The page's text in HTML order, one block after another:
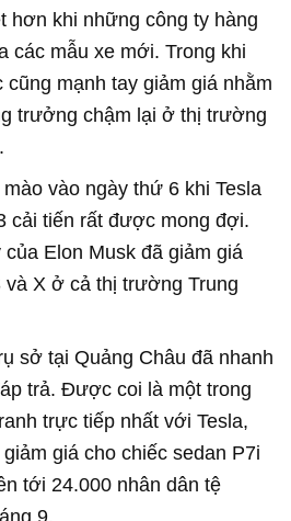
hơn khi những công ty hàng
các mẫu xe mới. Trong khi
mạnh tay giảm giá nhằm
trưởng chậm lại ở thị trường
vào ngày thứ 6 khi Tesla
cải tiến rất được mong đợi.
Elon Musk đã giảm giá
và X ở cả thị trường Trung
sở tại Quảng Châu đã nhanh
trả. Được coi là một trong
trực tiếp nhất với Tesla,
giá cho chiếc sedan P7i
tới 24.000 nhân dân tệ
9.